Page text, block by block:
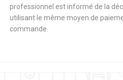
professionnel est informé de la
utilisant le même moyen de
commande.